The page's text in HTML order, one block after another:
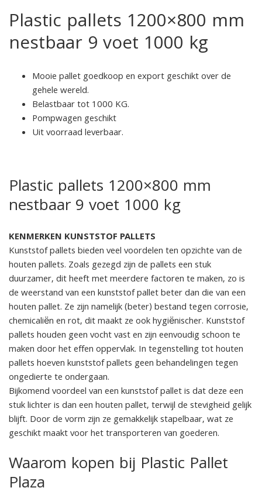
Plastic pallets 1200×800 mm
nestbaar 9 voet 1000 kg
Mooie pallet goedkoop en export geschikt over de
gehele wereld.
Belastbaar tot 1000 KG.
Pompwagen geschikt
Uit voorraad leverbaar.
Plastic pallets 1200×800 mm
nestbaar 9 voet 1000 kg
KENMERKEN KUNSTSTOF PALLETS
Kunststof pallets bieden veel voordelen ten opzichte van de
houten pallets. Zoals gezegd zijn de pallets een stuk
duurzamer, dit heeft met meerdere factoren te maken, zo is
de weerstand van een kunststof pallet beter dan die van een
houten pallet. Ze zijn namelijk (beter) bestand tegen corrosie,
chemicaliën en rot, dit maakt ze ook hygiënischer. Kunststof
pallets houden geen vocht vast en zijn eenvoudig schoon te
maken door het effen oppervlak. In tegenstelling tot houten
pallets hoeven kunststof pallets geen behandelingen tegen
ongedierte te ondergaan.
Bijkomend voordeel van een kunststof pallet is dat deze een
stuk lichter is dan een houten pallet, terwijl de stevigheid gelijk
blijft. Door de vorm zijn ze gemakkelijk stapelbaar, wat ze
geschikt maakt voor het transporteren van goederen.
Waarom kopen bij Plastic Pallet
Plaza